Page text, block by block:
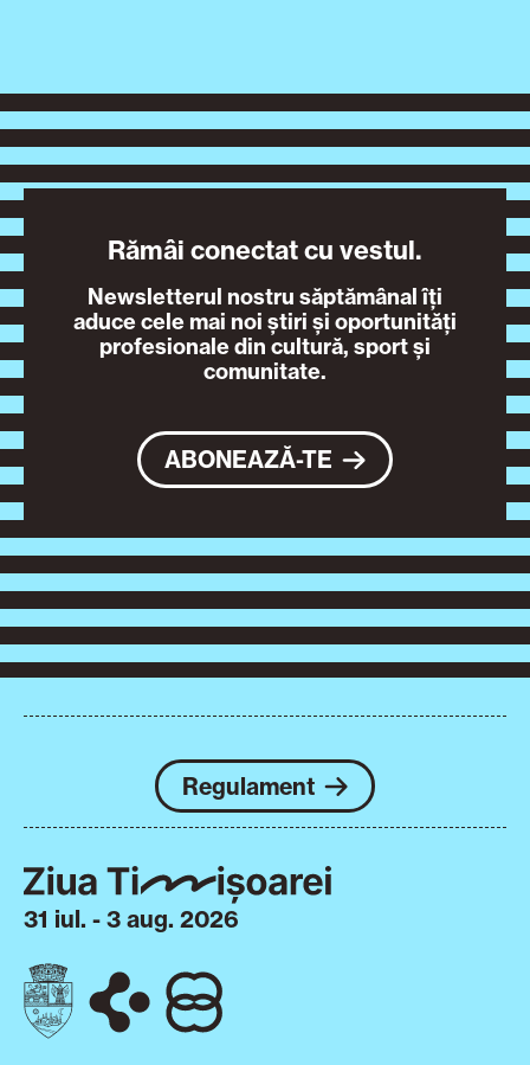
Rămâi conectat cu vestul.
Newsletterul nostru săptămânal îți
aduce cele mai noi știri și oportunități
profesionale din cultură, sport și
comunitate.
ABONEAZĂ-TE
Regulament
31 iul. - 3 aug. 2026